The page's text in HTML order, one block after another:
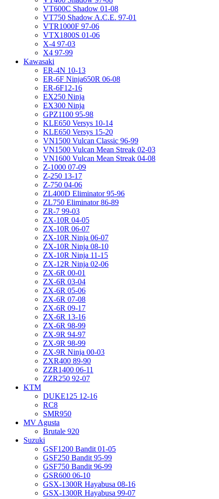
VT600C Shadow 01-08
VT750 Shadow A.C.E. 97-01
VTR1000F 97-06
VTX1800S 01-06
X-4 97-03
X4 97-99
Kawasaki
ER-4N 10-13
ER-6F Ninja650R 06-08
ER-6F12-16
EX250 Ninja
EX300 Ninja
GPZ1100 95-98
KLE650 Versys 10-14
KLE650 Versys 15-20
VN1500 Vulcan Classic 96-99
VN1500 Vulcan Mean Streak 02-03
VN1600 Vulcan Mean Streak 04-08
Z-1000 07-09
Z-250 13-17
Z-750 04-06
ZL400D Eliminator 95-96
ZL750 Eliminator 86-89
ZR-7 99-03
ZX-10R 04-05
ZX-10R 06-07
ZX-10R Ninja 06-07
ZX-10R Ninja 08-10
ZX-10R Ninja 11-15
ZX-12R Ninja 02-06
ZX-6R 00-01
ZX-6R 03-04
ZX-6R 05-06
ZX-6R 07-08
ZX-6R 09-17
ZX-6R 13-16
ZX-6R 98-99
ZX-9R 94-97
ZX-9R 98-99
ZX-9R Ninja 00-03
ZXR400 89-90
ZZR1400 06-11
ZZR250 92-07
KTM
DUKE125 12-16
RC8
SMR950
MV Agusta
Brutale 920
Suzuki
GSF1200 Bandit 01-05
GSF250 Bandit 95-99
GSF750 Bandit 96-99
GSR600 06-10
GSX-1300R Hayabusa 08-16
GSX-1300R Hayabusa 99-07